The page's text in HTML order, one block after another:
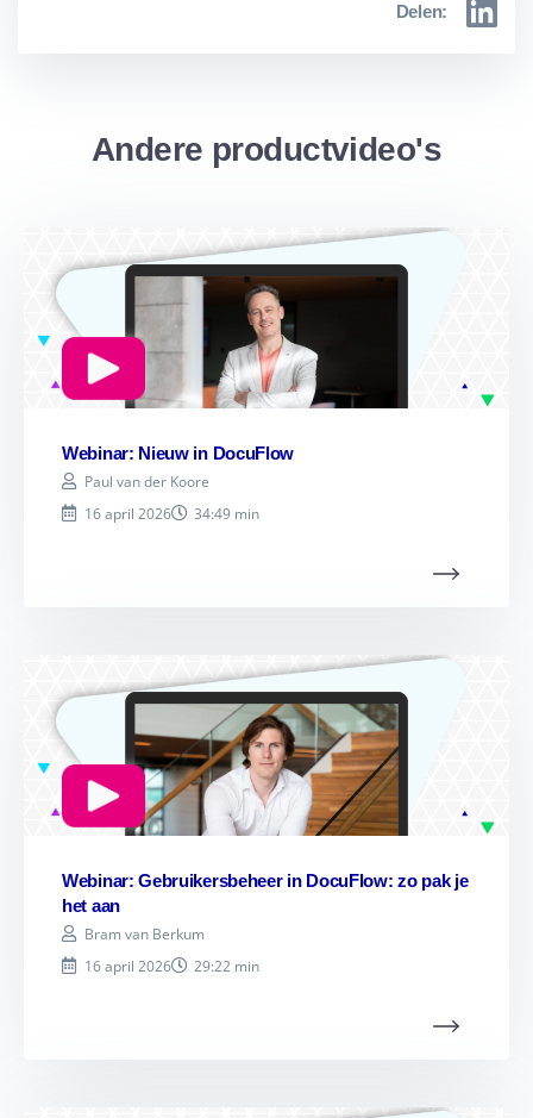
Delen:
Andere productvideo's
Webinar: Nieuw in DocuFlow
Paul van der Koore
16 april 2026
34:49 min
Webinar: Gebruikersbeheer in DocuFlow: zo pak je
het aan
Bram van Berkum
16 april 2026
29:22 min